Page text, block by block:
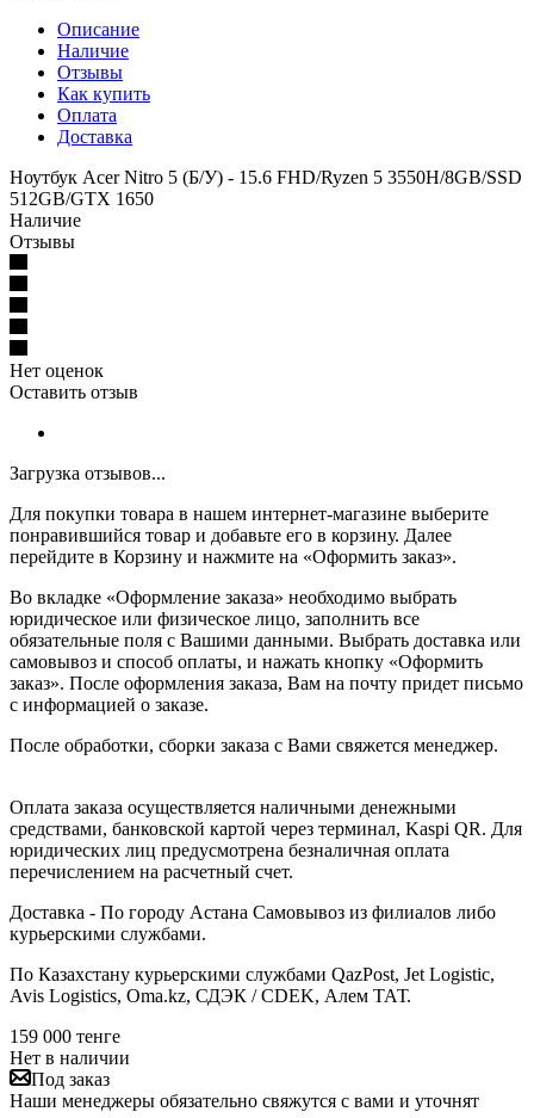
Описание
Наличие
Отзывы
Как купить
Оплата
Доставка
Ноутбук Acer Nitro 5 (Б/У) - 15.6 FHD/Ryzen 5 3550H/8GB/SSD
512GB/GTX 1650
Наличие
Отзывы
Нет оценок
Оставить отзыв
Загрузка отзывов...
Для покупки товара в нашем интернет-магазине выберите
понравившийся товар и добавьте его в корзину. Далее
перейдите в Корзину и нажмите на «Оформить заказ».
Во вкладке «Оформление заказа» необходимо выбрать
юридическое или физическое лицо, заполнить все
обязательные поля с Вашими данными. Выбрать доставка или
самовывоз и способ оплаты, и нажать кнопку «Оформить
заказ». После оформления заказа, Вам на почту придет письмо
с информацией о заказе.
После обработки, сборки заказа с Вами свяжется менеджер.
Оплата заказа осуществляется наличными денежными
средствами, банковской картой через терминал, Kaspi QR. Для
юридических лиц предусмотрена безналичная оплата
перечислением на расчетный счет.
Доставка - По городу Астана Самовывоз из филиалов либо
курьерскими службами.
По Казахстану курьерскими службами QazPost, Jet Logistic,
Avis Logistics, Oma.kz, СДЭК / CDEK, Алем ТАТ.
159 000 тенге
Нет в наличии
Под заказ
Наши менеджеры обязательно свяжутся с вами и уточнят